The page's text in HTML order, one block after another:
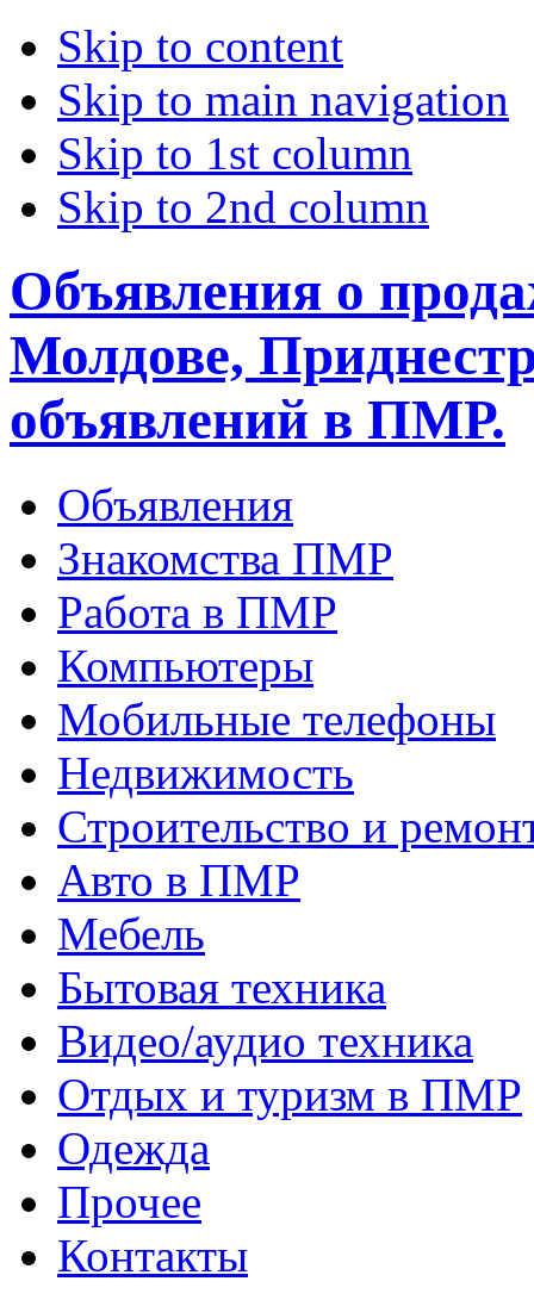
Skip to content
Skip to main navigation
Skip to 1st column
Skip to 2nd column
Объявления о
Молдове,
объявлений в ПМР.
Объявления
Знакомства ПМР
Работа в ПМР
Компьютеры
Мобильные телефоны
Недвижимость
Строительство и
Авто в ПМР
Мебель
Бытовая техника
Видео/аудио техника
Отдых и туризм в ПМР
Одежда
Прочее
Контакты